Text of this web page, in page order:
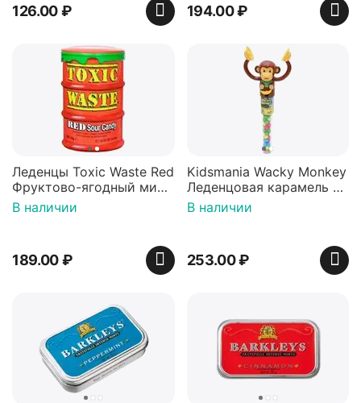
126.00₽ 194.00₽
Леденцы Toxic Waste Red
Фруктово-ягодный микс
Красная банка 42 г,
Пакистан
В наличии
189.00₽
Kidsmania Wacky Monkey
Леденцовая карамель с
игрушкой Ваки Манки
12г, Китай
В наличии
253.00₽